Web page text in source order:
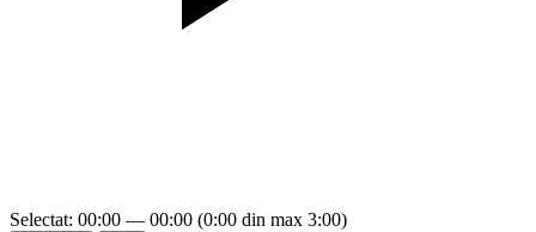
Selectat: 00:00 — 00:00 (0:00 din max 3:00)